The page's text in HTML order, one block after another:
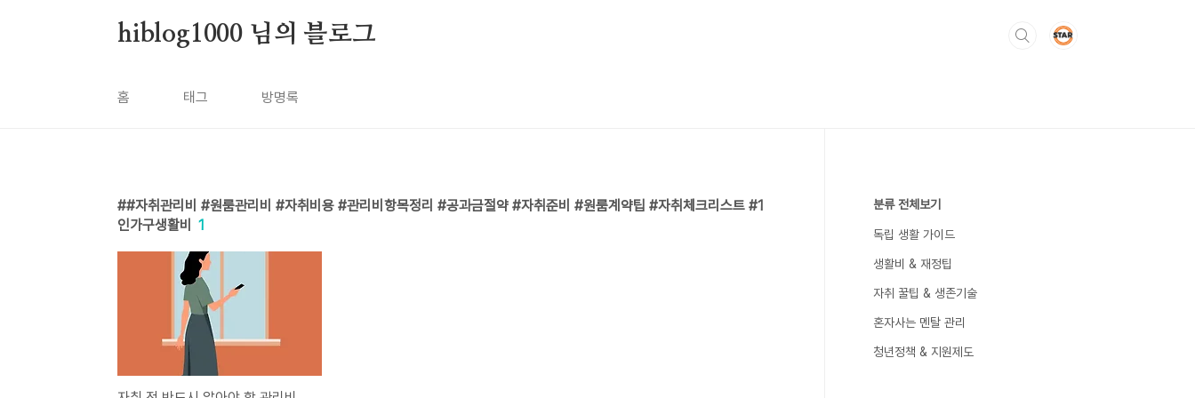
hiblog1000 님의 블로그
홈 태그 방명록
#자취관리비 #원룸관리비 #자취비용 #관리비항목정리 #공과금절약 #자취준비 #원룸계약팁 #자취체크리스트 #1
인가구생활비
1
분류 전체보기
독립 생활 가이드
생활비 & 재정팁
자취 꿀팁 & 생존기술
혼자사는 멘탈 관리
청년정책 & 지원제도